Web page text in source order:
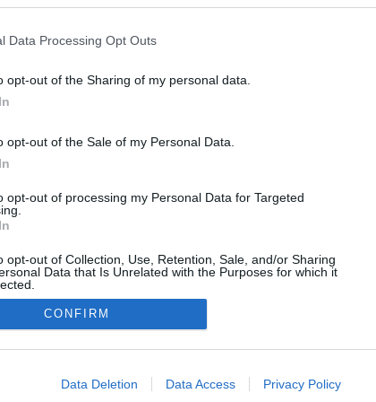
Data Processing Opt Outs
opt-out of the Sharing of my personal data.
opt-out of the Sale of my Personal Data.
opt-out of processing my Personal Data for Targeted
opt-out of Collection, Use, Retention, Sale, and/or Sharing
Data that Is Unrelated with the Purposes for which it
allow Google to enable storage related to advertising like cookies
CONFIRM
Data Deletion Data Access Privacy Policy
PÉKSÉGBE, A CÉG JOGI LÉPÉSEKET TESZ
"Tiltakozunk az ellen, hogy a Rádi Pékség pofátlanul
megkárosítja vásárlóit és dolgozóit!" – áll a DK
közleményében, amit a közösségi oldalukra raktak ki és
nyilatkozat|Kommentelési szabályzat|Szerzői